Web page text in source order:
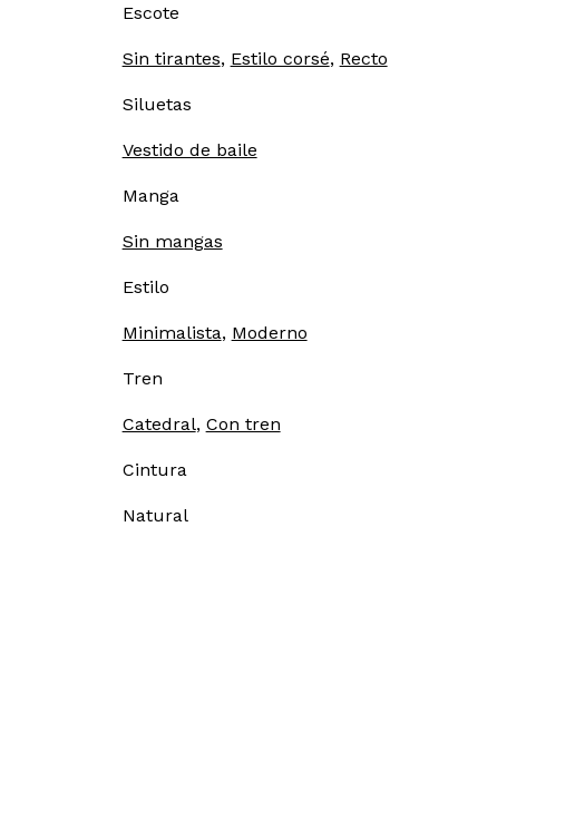
Escote
Sin tirantes, Estilo corsé, Recto
Siluetas
Vestido de baile
Manga
Sin mangas
Estilo
Minimalista, Moderno
Tren
Catedral, Con tren
Cintura
Natural